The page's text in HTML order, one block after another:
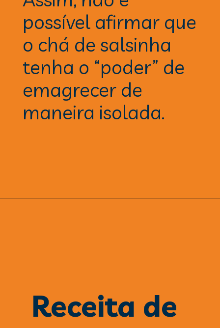
possível afirmar que
o chá de salsinha
tenha o “poder” de
emagrecer de
maneira isolada.
Receita de